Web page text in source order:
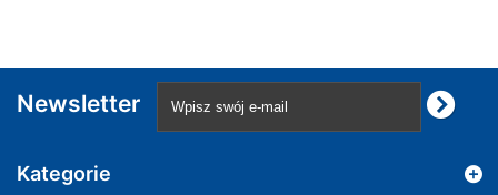
Newsletter
Kategorie